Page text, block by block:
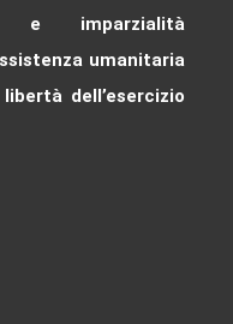
e imparzialità
umanitaria
dell’esercizio